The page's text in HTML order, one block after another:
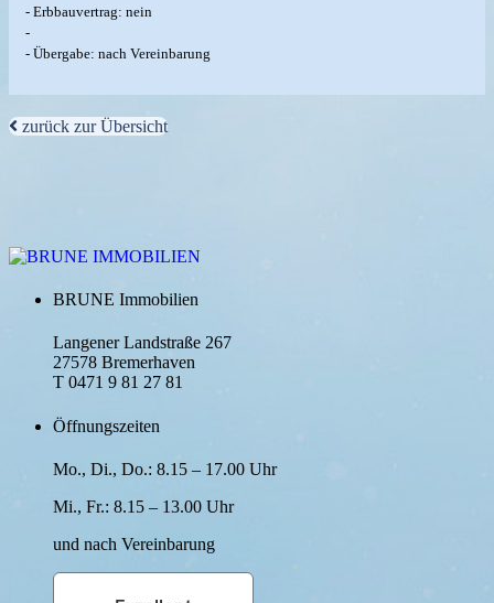
- Erbbauvertrag: nein
-
- Übergabe: nach Vereinbarung
zurück zur Übersicht
BRUNE Immobilien
Langener Landstraße 267
27578 Bremerhaven
T 0471 9 81 27 81
Öffnungszeiten
Mo., Di., Do.: 8.15 – 17.00 Uhr
Mi., Fr.: 8.15 – 13.00 Uhr
und nach Verein­barung